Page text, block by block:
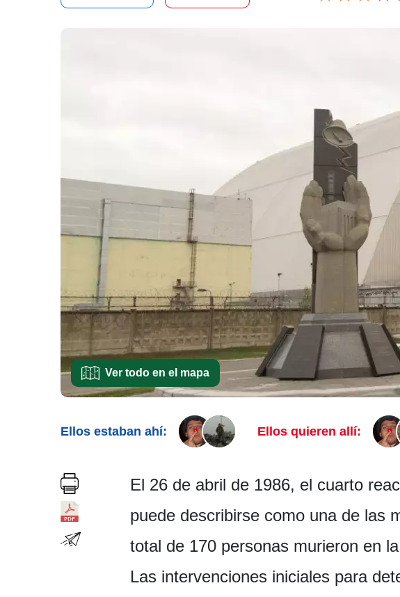
Ver todo en el mapa
Ellos estaban ahí: Ellos quieren allí:
El 26 de abril de 1986, el cuarto
puede describirse como una de las
total de 170 personas murieron en
Las intervenciones iniciales para